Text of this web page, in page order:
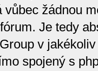
vůbec žádnou
Je tedy
v
spojený s